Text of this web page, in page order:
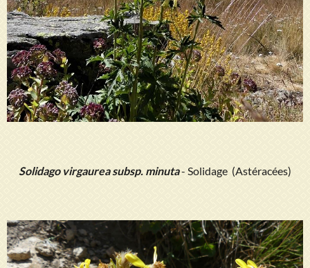
Solidago virgaurea subsp. minuta- Solidage (Astéracées)